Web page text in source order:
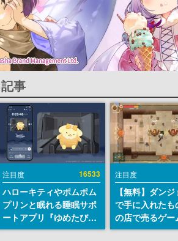
事
注目度 16533
ハローキティやポムポム
プリンと眠れる睡眠サポ
ートアプリ『ゆめたび』
が配信中。キャラごとの
注目度
【無料】ダン
で手に入れたも
の店で売るゲー
『Moonlighter